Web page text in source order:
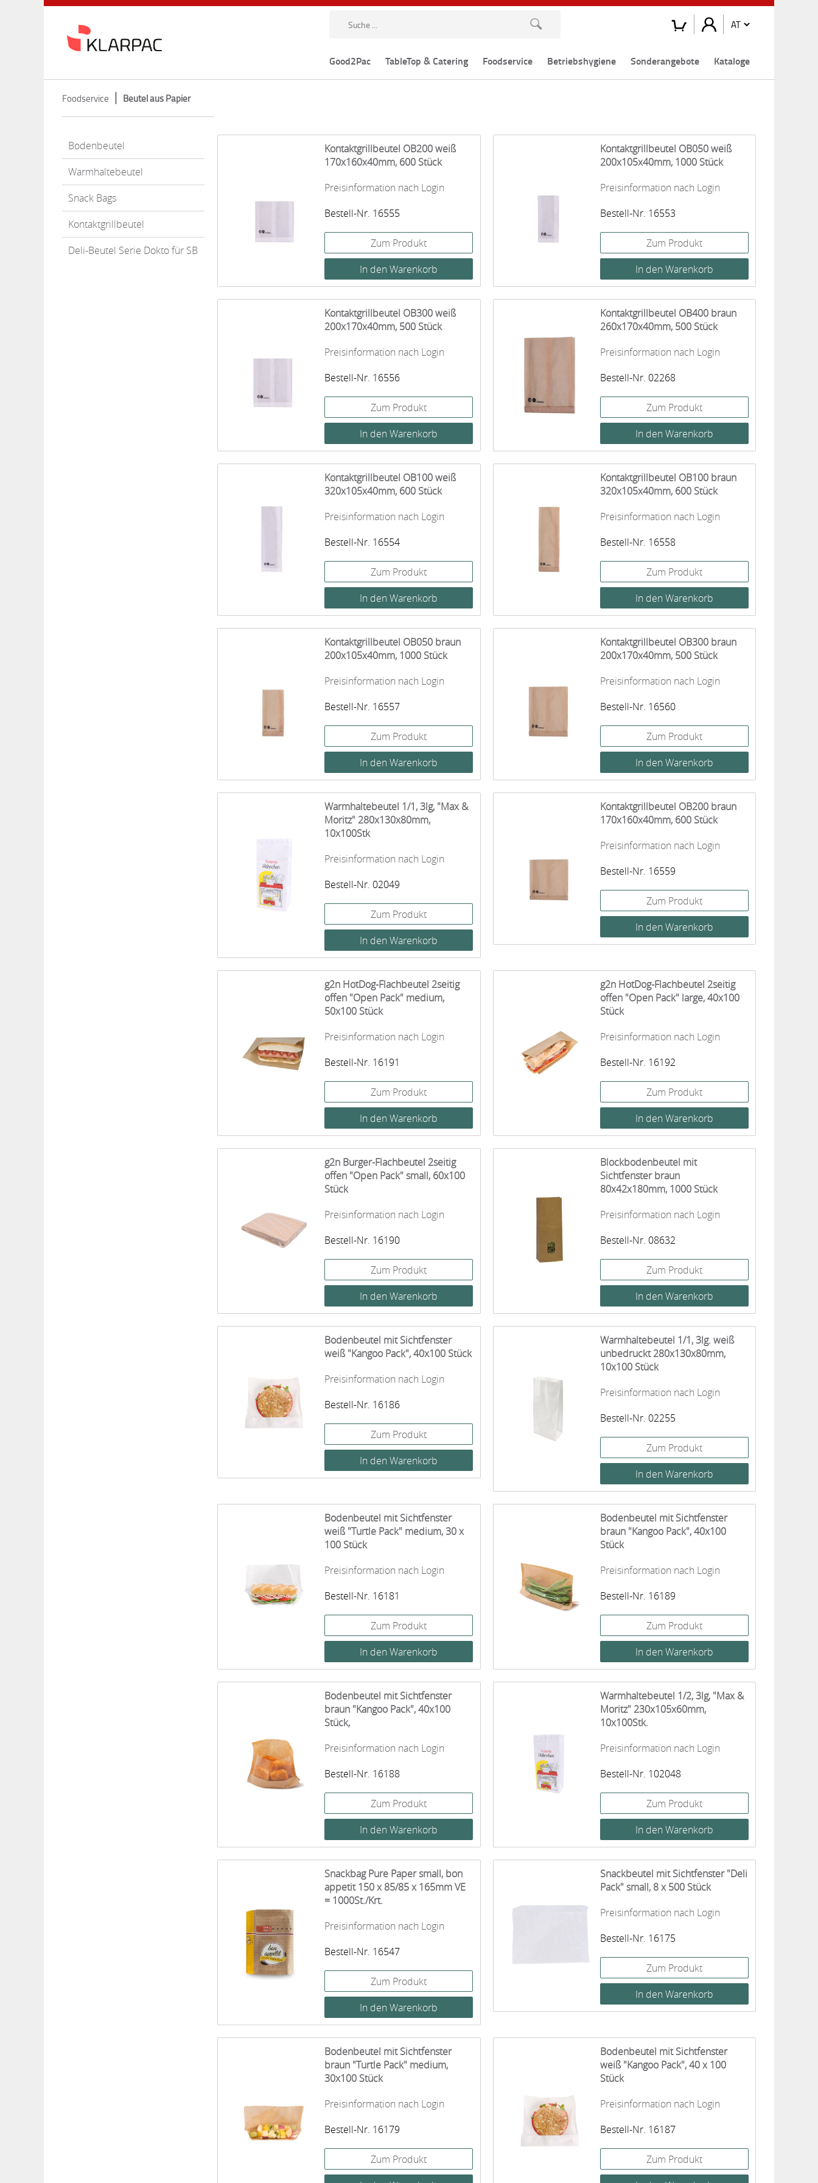
Good2Pac TableTop & Catering Foodservice Betriebshygiene Sonderangebote Kataloge
Foodservice Beutel aus Papier
Bodenbeutel
Warmhaltebeutel
Snack Bags
Kontaktgrillbeutel
Deli-Beutel Serie Dokto für SB
Kontaktgrillbeutel OB200 weiß
170x160x40mm, 600 Stück
Preisinformation nach Login
Bestell-Nr. 16555
Zum Produkt
Kontaktgrillbeutel OB050 weiß
200x105x40mm, 1000 Stück
Preisinformation nach Login
Bestell-Nr. 16553
Zum Produkt
Kontaktgrillbeutel OB300 weiß
200x170x40mm, 500 Stück
Preisinformation nach Login
Bestell-Nr. 16556
Zum Produkt
Kontaktgrillbeutel OB400 braun
260x170x40mm, 500 Stück
Preisinformation nach Login
Bestell-Nr. 02268
Zum Produkt
Kontaktgrillbeutel OB100 weiß
320x105x40mm, 600 Stück
Preisinformation nach Login
Bestell-Nr. 16554
Zum Produkt
Kontaktgrillbeutel OB100 braun
320x105x40mm, 600 Stück
Preisinformation nach Login
Bestell-Nr. 16558
Zum Produkt
Kontaktgrillbeutel OB050 braun
200x105x40mm, 1000 Stück
Preisinformation nach Login
Bestell-Nr. 16557
Zum Produkt
Kontaktgrillbeutel OB300 braun
200x170x40mm, 500 Stück
Preisinformation nach Login
Bestell-Nr. 16560
Zum Produkt
Warmhaltebeutel 1/1, 3lg, "Max &
Moritz" 280x130x80mm,
10x100Stk
Preisinformation nach Login
Bestell-Nr. 02049
Zum Produkt
Kontaktgrillbeutel OB200 braun
170x160x40mm, 600 Stück
Preisinformation nach Login
Bestell-Nr. 16559
Zum Produkt
g2n HotDog-Flachbeutel 2seitig
offen "Open Pack" medium,
50x100 Stück
Preisinformation nach Login
Bestell-Nr. 16191
Zum Produkt
g2n HotDog-Flachbeutel 2seitig
offen "Open Pack" large, 40x100
Stück
Preisinformation nach Login
Bestell-Nr. 16192
Zum Produkt
g2n Burger-Flachbeutel 2seitig
offen "Open Pack" small, 60x100
Stück
Preisinformation nach Login
Bestell-Nr. 16190
Zum Produkt
Blockbodenbeutel mit
Sichtfenster braun
80x42x180mm, 1000 Stück
Preisinformation nach Login
Bestell-Nr. 08632
Zum Produkt
Bodenbeutel mit Sichtfenster
weiß "Kangoo Pack", 40x100 Stück
Preisinformation nach Login
Bestell-Nr. 16186
Zum Produkt
Warmhaltebeutel 1/1, 3lg. weiß
unbedruckt 280x130x80mm,
10x100 Stück
Preisinformation nach Login
Bestell-Nr. 02255
Zum Produkt
Bodenbeutel mit Sichtfenster
weiß "Turtle Pack" medium, 30 x
100 Stück
Preisinformation nach Login
Bestell-Nr. 16181
Zum Produkt
Bodenbeutel mit Sichtfenster
braun "Kangoo Pack", 40x100
Stück
Preisinformation nach Login
Bestell-Nr. 16189
Zum Produkt
Bodenbeutel mit Sichtfenster
braun "Kangoo Pack", 40x100
Stück,
Preisinformation nach Login
Bestell-Nr. 16188
Zum Produkt
Warmhaltebeutel 1/2, 3lg, "Max &
Moritz" 230x105x60mm,
10x100Stk.
Preisinformation nach Login
Bestell-Nr. 102048
Zum Produkt
Snackbag Pure Paper small, bon
appetit 150 x 85/85 x 165mm VE
= 1000St./Krt.
Preisinformation nach Login
Bestell-Nr. 16547
Zum Produkt
Snackbeutel mit Sichtfenster "Deli
Pack" small, 8 x 500 Stück
Preisinformation nach Login
Bestell-Nr. 16175
Zum Produkt
Bodenbeutel mit Sichtfenster
braun "Turtle Pack" medium,
30x100 Stück
Preisinformation nach Login
Bestell-Nr. 16179
Zum Produkt
Bodenbeutel mit Sichtfenster
weiß "Kangoo Pack", 40 x 100
Stück
Preisinformation nach Login
Bestell-Nr. 16187
Zum Produkt